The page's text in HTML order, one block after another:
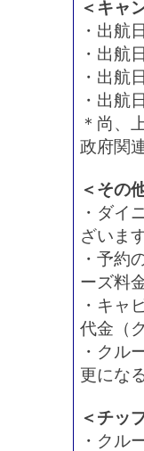
＜キャ
・出航
・出航
・出航
・出航
＊尚、
政府関
＜その
・ダイ
ざいま
・予約
ーズ料
・キャ
代金（
・クル
更にな
＜チッ
・クル